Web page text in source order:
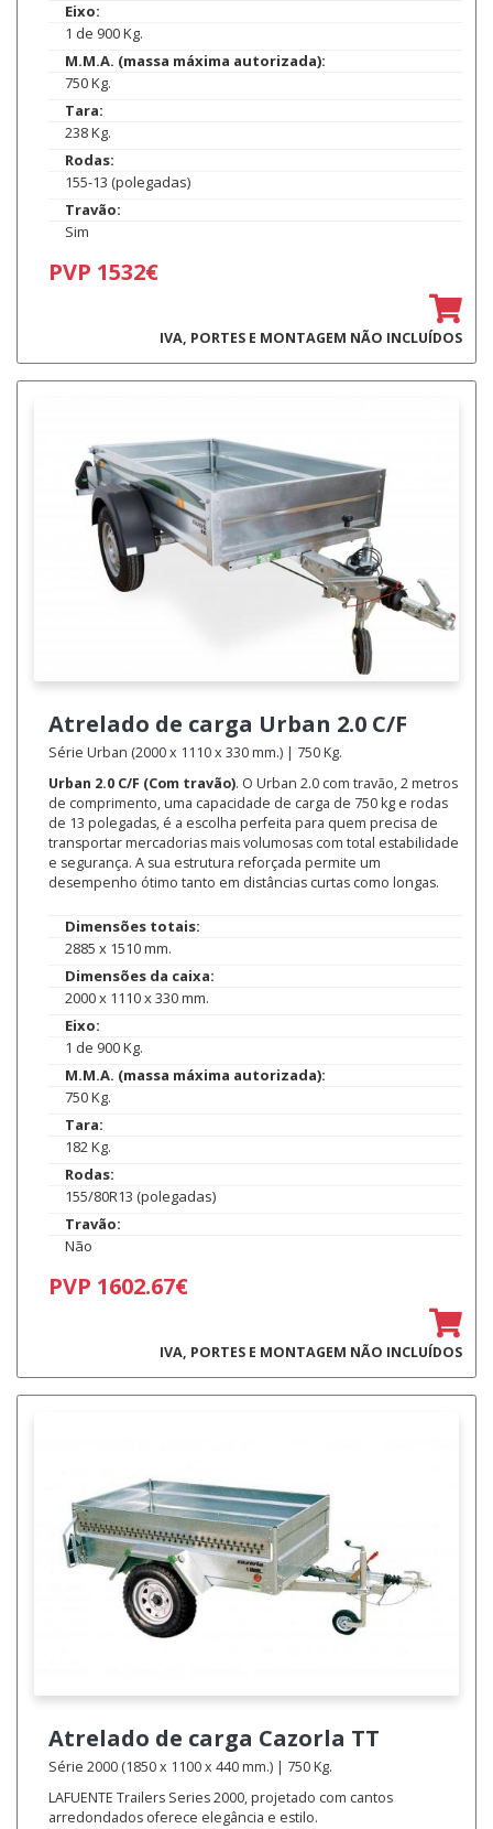
Eixo:
1 de 900 Kg.
M.M.A. (massa máxima autorizada):
750 Kg.
Tara:
238 Kg.
Rodas:
155-13 (polegadas)
Travão:
Sim
PVP 1532€
IVA, PORTES E MONTAGEM NÃO INCLUÍDOS
Atrelado de carga Urban 2.0 C/F
Série Urban (2000 x 1110 x 330 mm.) | 750 Kg.
Urban 2.0 C/F (Com travão). O Urban 2.0 com travão, 2 metros
de comprimento, uma capacidade de carga de 750 kg e rodas
de 13 polegadas, é a escolha perfeita para quem precisa de
transportar mercadorias mais volumosas com total estabilidade
e segurança. A sua estrutura reforçada permite um
desempenho ótimo tanto em distâncias curtas como longas.
Dimensões totais:
2885 x 1510 mm.
Dimensões da caixa:
2000 x 1110 x 330 mm.
Eixo:
1 de 900 Kg.
M.M.A. (massa máxima autorizada):
750 Kg.
Tara:
182 Kg.
Rodas:
155/80R13 (polegadas)
Travão:
Não
PVP 1602.67€
IVA, PORTES E MONTAGEM NÃO INCLUÍDOS
Atrelado de carga Cazorla TT
Série 2000 (1850 x 1100 x 440 mm.) | 750 Kg.
LAFUENTE Trailers Series 2000, projetado com cantos
arredondados oferece elegância e estilo.